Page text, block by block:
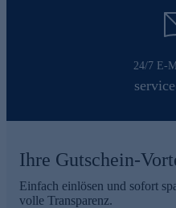
24/7 E-
Ihre Gutschein-
Einfach einlösen und sofort
volle Transparenz.